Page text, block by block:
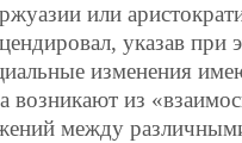
или
указав при
изменения
возникают из
между